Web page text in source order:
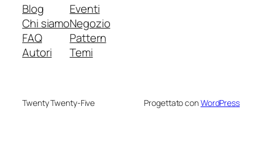
Blog
Chi siamo
FAQ
Autori
Eventi
Negozio
Pattern
Temi
Twenty Twenty-Five Progettato conWordPress